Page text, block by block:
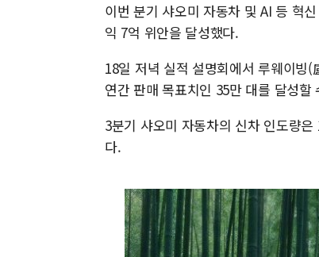
이번 분기 샤오미 자동차 및 AI 등 혁
익 7억 위안을 달성했다.
18일 저녁 실적 설명회에서 루웨이빙
연간 판매 목표치인 35만 대를 달성
3분기 샤오미 자동차의 신차 인도량
다.